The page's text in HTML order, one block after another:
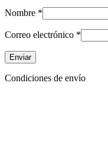
Nombre *
Correo electrónico *
Condiciones de envío